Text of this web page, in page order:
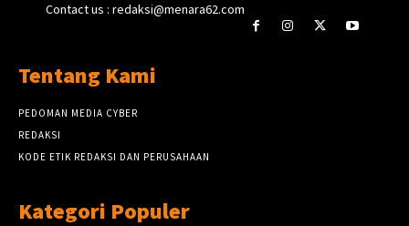
Contact us : redaksi@menara62.com
Tentang Kami
PEDOMAN MEDIA CYBER
REDAKSI
KODE ETIK REDAKSI DAN PERUSAHAAN
Kategori Populer